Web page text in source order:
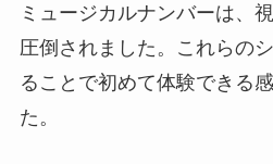
ミュージカルナンバーは、
圧倒されました。これらの
ることで初めて体験できる
た。